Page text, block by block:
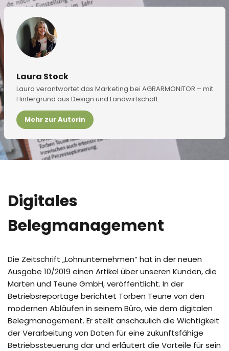
Laura Stock
Laura verantwortet das Marketing bei AGRARMONITOR – mit
Hintergrund aus Design und Landwirtschaft.
Mehr zur Autorin
Digitales
Belegmanagement
Die Zeitschrift „Lohnunternehmen“ hat in der neuen
Ausgabe 10/2019 einen Artikel über unseren Kunden, die
Marten und Teune GmbH, veröffentlicht. In der
Betriebsreportage berichtet Torben Teune von den
modernen Abläufen in seinem Büro, wie dem digitalen
Belegmanagement. Er stellt anschaulich die Wichtigkeit
der Verarbeitung von Daten für eine zukunftsfähige
Betriebssteuerung dar und erläutert die Vorteile für sein